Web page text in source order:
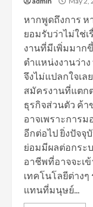
หากพูดถึงการ ห
ยอมรับว่าไม่ใช่
งานที่มีเพิ่มมาก
ตำแหน่งงานว่า
จึงไม่แปลกใจเ
สมัครงานที่แตก
ธุรกิจส่วนตัว ค้
อาจเพราะการม
อีกต่อไป ยิ่งปัจจุ
ย่อมมีผลต่อกระ
อาชีพที่อาจจะเ
เทคโนโลยีต่างๆ
แทนที่มนุษย์...